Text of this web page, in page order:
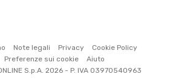
Note legali Privacy
Cookie Policy
Preferenze sui cookie
Aiuto
S.p.A. 2026 - P. IVA 03970540963